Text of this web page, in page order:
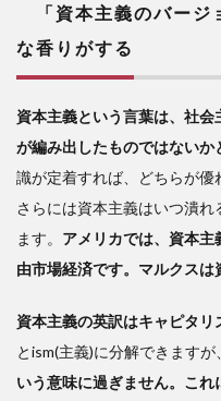
「資本主義のバージ
な香りがする
資本主義という言葉は、社
が編み出したものではないか
識が定着すれば、どちらが優
さらには資本主義はいつ潰
ます。 アメリカでは、資本
由市場経済です。マルクス
資本主義の英訳はキャピタ
とism(主義)に分解できますが、
いう意味に過ぎません。こ